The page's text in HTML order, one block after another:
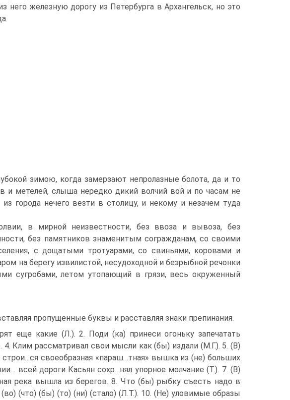
него железную дорогу из Петербурга в Архангельск, но это
зимою, когда замерзают непролазные болота, да и то
и метелей, слыша нередко дикий волчий вой и по часам не
города нечего везти в столицу, и некому и незачем туда
в мирной неизвестности, без ввоза и вывоза, без
без памятников знаменитым согражданам, со своими
с дощатыми тротуарами, со свиньями, коровами и
на берегу извилистой, несудоходной и безрыбной речонки
сугробами, летом утопающий в грязи, весь окруженный
пропущенные буквы и расставляя знаки препинания.
еще какие (Л.). 2. Поди (ка) принеси огоньку запечатать
4. Клим рассматривал свои мысли как (бы) издали (М.Г.). 5. (В)
своеобразная «параш…тная» вышка из (не) больших
всей дороги Касьян сохр…нял упорное молчание (Т.). 7. (В)
река вышла из берегов. 8. Что (бы) рыбку съесть надо в
(что) (бы) (то) (ни) (стало) (Л.Т.). 10. (Не) уловимые образы